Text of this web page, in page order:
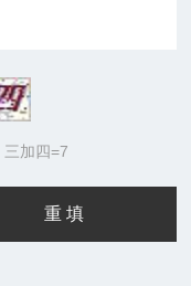
加四=7